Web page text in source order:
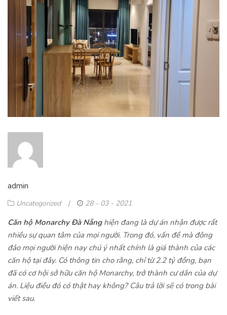
admin
Uncategorized | 28 - 03 - 2021
Căn hộ Monarchy Đà Nẵng hiện đang là dự án nhận được rất
nhiều sự quan tâm của mọi người. Trong đó, vấn đề mà đông
đảo mọi người hiện nay chú ý nhất chính là giá thành của các
căn hộ tại đây. Có thông tin cho rằng, chỉ từ 2.2 tỷ đồng, bạn
đã có cơ hội sở hữu căn hộ Monarchy, trở thành cư dân của dự
án. Liệu điều đó có thật hay không? Câu trả lời sẽ có trong bài
viết sau.